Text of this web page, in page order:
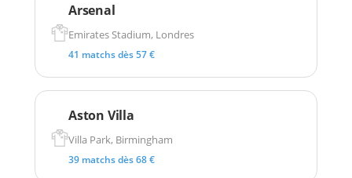
Arsenal
Emirates Stadium, Londres
41 matchs dès 57 €
Aston Villa
Villa Park, Birmingham
39 matchs dès 68 €